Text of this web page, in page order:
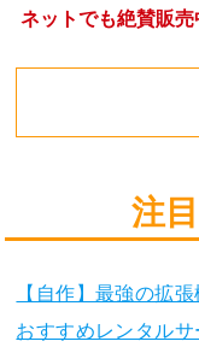
ネットでも絶賛販売
注
【自作】最強の拡
おすすめレンタル